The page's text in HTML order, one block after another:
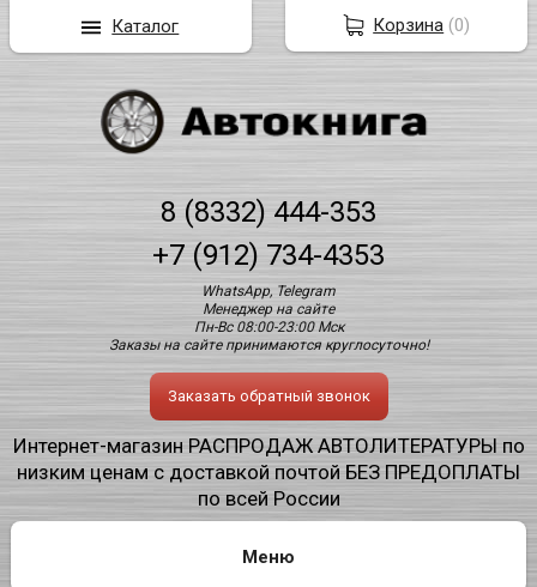
8 (8332) 444-353
+7 (912) 734-4353
WhatsApp, Telegram
Менеджер на сайте
Пн-Вс 08:00-23:00 Мск
Заказы на сайте принимаются круглосуточно!
Заказать обратный звонок
Интернет-магазин РАСПРОДАЖ АВТОЛИТЕРАТУРЫ по
низким ценам с доставкой почтой БЕЗ ПРЕДОПЛАТЫ
по всей России
Корзина (0)
Каталог